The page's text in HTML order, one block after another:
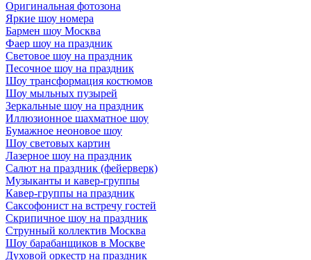
Оригинальная фотозона
Яркие шоу номера
Бармен шоу Москва
Фаер шоу на праздник
Световое шоу на праздник
Песочное шоу на праздник
Шоу трансформация костюмов
Шоу мыльных пузырей
Зеркальные шоу на праздник
Иллюзионное шахматное шоу
Бумажное неоновое шоу
Шоу световых картин
Лазерное шоу на праздник
Салют на праздник (фейерверк)
Музыканты и кавер-группы
Кавер-группы на праздник
Саксофонист на встречу гостей
Скрипичное шоу на праздник
Струнный коллектив Москва
Шоу барабанщиков в Москве
Духовой оркестр на праздник